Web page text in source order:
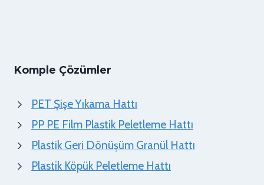
Komple Çözümler
PET Şişe Yıkama Hattı
PP PE Film Plastik Peletleme Hattı
Plastik Geri Dönüşüm Granül Hattı
Plastik Köpük Peletleme Hattı